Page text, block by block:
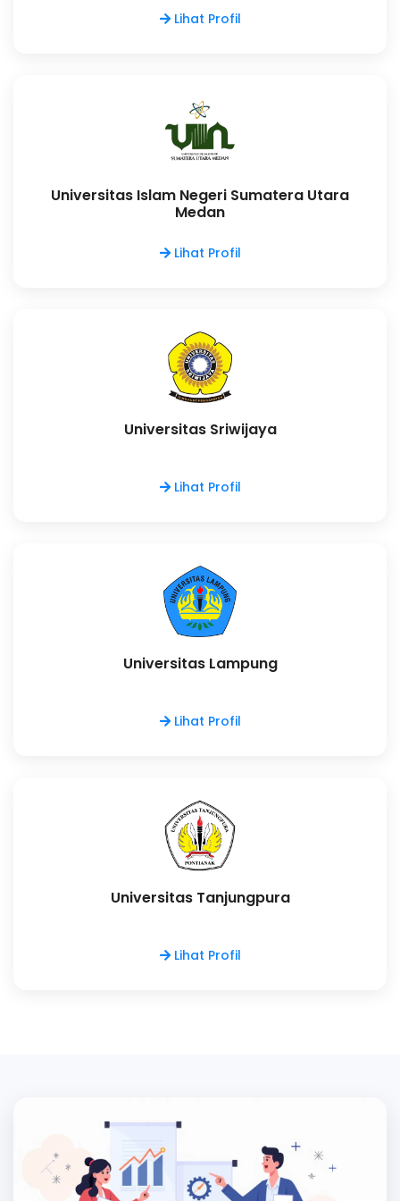
Lihat Profil
Universitas Islam Negeri Sumatera Utara
Medan
Lihat Profil
Universitas Sriwijaya
Lihat Profil
Universitas Lampung
Lihat Profil
Universitas Tanjungpura
Lihat Profil